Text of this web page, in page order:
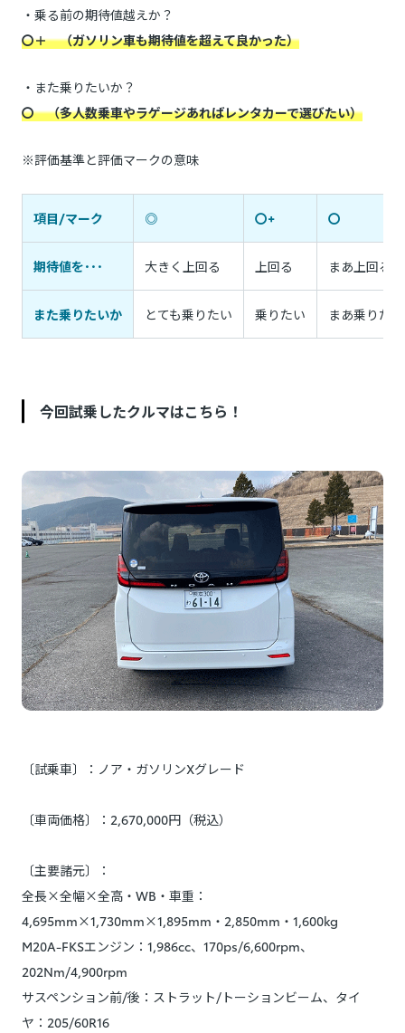
・乗る前の期待値越えか？
〇＋ （ガソリン車も期待値を超えて良かった）
・また乗りたいか？
〇 （多人数乗車やラゲージあればレンタカーで選びたい）
※評価基準と評価マークの意味
項目/マーク ◎ 〇+ 〇
期待値を･･･ 大きく上回る 上回る まあ上回る
また乗りたいか とても乗りたい 乗りたい まあ乗りたい
今回試乗したクルマはこちら！
〔試乗車〕：ノア・ガソリンXグレード
〔車両価格〕：2,670,000円（税込）
〔主要諸元〕：
全長×全幅×全高・WB・車重：
4,695mm×1,730mm×1,895mm・2,850mm・1,600kg
M20A-FKSエンジン：1,986cc、170ps/6,600rpm、
202Nm/4,900rpm
サスペンション前/後：ストラット/トーションビーム、タイ
ヤ：205/60R16